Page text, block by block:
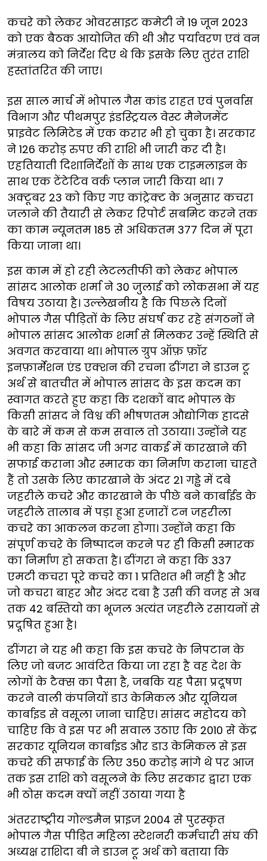
कचरे को लेकर ओवरसाइट कमेटी ने 19 जून 2023
को एक बैठक आयोजित की थी और पर्यावरण एवं वन
मंत्रालय को निर्देश दिए थे कि इसके लिए तुरंत राशि
हस्तांतरित की जाए।
इस साल मार्च में भोपाल गैस कांड राहत एवं पुनर्वास
विभाग और पीथमपुर इंडस्ट्रियल वेस्ट मैनेजमेंट
प्राइवेट लिमिटेड में एक करार भी हो चुका है। सरकार
ने 126 करोड़ रुपए की राशि भी जारी कर दी है।
एहतियाती दिशानिर्देशों के साथ एक टाइमलाइन के
साथ एक टेंटेटिव वर्क प्लान जारी किया था। 7
अक्टूबर 23 को किए गए कांट्रेक्ट के अनुसार कचरा
जलाने की तैयारी से लेकर रिपोर्ट सबमिट करने तक
का काम न्यूनतम 185 से अधिकतम 377 दिन में पूरा
किया जाना था।
इस काम में हो रही लेटलतीफी को लेकर भोपाल
सांसद आलोक शर्मा ने 30 जुलाई को लोकसभा में यह
विषय उठाया है। उल्लेखनीय है कि पिछले दिनों
भोपाल गैस पीड़ितों के लिए संघर्ष कर रहे संगठनों ने
भोपाल सांसद आलोक शर्मा से मिलकर उन्हें स्थिति से
अवगत करवाया था। भोपाल ग्रुप ऑफ़ फ़ॉर
इनफ़ार्मेशन एंड एक्शन की रचना ढींगरा ने डाउन टू
अर्थ से बातचीत में भोपाल सांसद के इस कदम का
स्वागत करते हुए कहा कि दशकों बाद भोपाल के
किसी सांसद ने विश्व की भीषणतम औद्योगिक हादसे
के बारे में कम से कम सवाल तो उठाया। उन्होंने यह
भी कहा कि सांसद जी अगर वाकई में कारखाने की
सफाई कराना और स्मारक का निर्माण कराना चाहते
हैं तो उसके लिए कारखाने के अंदर 21 गड्ढे में दबे
जहरीले कचरे और कारखाने के पीछे बने कार्बाईड के
जहरीले तालाब में पड़ा हुआ हजारों टन जहरीला
कचरे का आकलन करना होगा। उन्होंने कहा कि
संपूर्ण कचरे के निष्पादन करने पर ही किसी स्मारक
का निर्माण हो सकता है। ढींगरा ने कहा कि 337
एमटी कचरा पूरे कचरे का 1 प्रतिशत भी नहीं है और
जो कचरा बाहर और अंदर दबा है उसी की वजह से अब
तक 42 बस्तियो का भूजल अत्यंत जहरीले रसायनों से
प्रदूषित हुआ है।
ढींगरा ने यह भी कहा कि इस कचरे के निपटान के
लिए जो बजट आवंटित किया जा रहा है वह देश के
लोगों के टैक्स का पैसा है, जबकि यह पैसा प्रदूषण
करने वाली कंपनियों डाउ केमिकल और यूनियन
कार्बाइड से वसूला जाना चाहिए। सांसद महोदय को
चाहिए कि वे इस पर भी सवाल उठाए कि 2010 से केंद्र
सरकार यूनियन कार्बाइड और डाउ केमिकल से इस
कचरे की सफाई के लिए 350 करोड़ मांगे थे पर आज
तक इस राशि को वसूलने के लिए सरकार द्वारा एक
भी ठोस कदम क्यों नहीं उठाया गया है
अंतरराष्ट्रीय गोल्डमैन प्राइज 2004 से पुरस्कृत
भोपाल गैस पीड़ित महिला स्टेशनरी कर्मचारी संघ की
अध्यक्ष राशिदा बी ने डाउन टू अर्थ को बताया कि